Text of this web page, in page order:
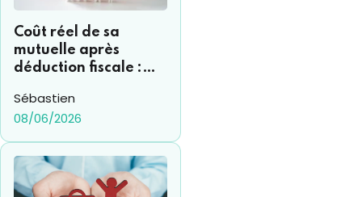
Coût réel de sa
mutuelle après
déduction fiscale :
retrouver ?
Sébastien
08/06/2026